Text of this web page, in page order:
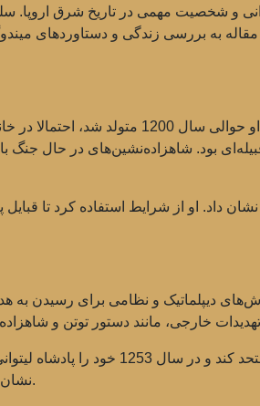
دولت لیتوانی و شخصیت مهمی در تاریخ
به بررسی زندگی و دستاوردهای
از زندگی میندوگ قبل از رسیدن به قدرت اطلاعات
بود. شاهزاده‌نشین‌های در حال جنگ
داد. او از شرایط استفاده کرد تا
روش‌های دیپلماتیک و نظامی برای رسیدن
تا دهه 1240، میندوگ توانست بخش عمده‌ای
نشان‌دهنده‌ی آغاز یک دولت متمرکز و تقویت هویت لیتوانی بود.